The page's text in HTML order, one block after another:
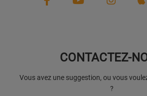
CONTACTEZ-
Vous avez une suggestion, ou vous
?